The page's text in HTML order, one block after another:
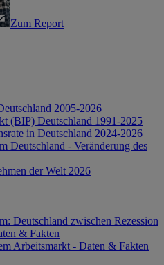
Zum Report
2005-2026
(BIP) Deutschland 1991-2025
in Deutschland 2024-2026
Deutschland - Veränderung des
der Welt 2026
Deutschland zwischen Rezession
& Fakten
Arbeitsmarkt - Daten & Fakten